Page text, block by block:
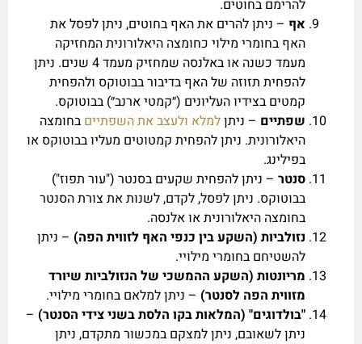
להרימם בחוטים.
אף – ניתן להרים את האף בחוטים, ניתן לפסל את
האף בחומרי מילוי כחומצה היאלורונית המחזיקה
מעמד כשנה או באלנסה שמחזיק מעמד 4 שנים. ניתן
להפחית תזוזה של האף בדיבור בבוטוקס ולהפחית
קמטים בצידיו העליונים (״קמטי ארנב״) בבוטוקס.
שפתיים – ניתןלמלא ולעצב את השפתיים בחומצה
היאלורונית. ניתן להפחית קמטוטים מעליו בבוטוקס או
בפילינג.
סנטר – ניתן להפחית שקעים בסנטר ("עור תפוז")
בבוטוקס. ניתן לפסל, לקדם, לשנות את צורת הסנטר
בחומצה היאלורונית או אלנסה.
נזולביות (השקע בין כנפי האף לזווית הפה) – ניתן
להשטיחם בחומרי מילויי.
מריונטות (השקע ההמשכי של הנזולביות שיורד
מזווית הפה לסנטר) – ניתן למלאם בחומרי מילויי.
"בולדוגים" (המלאות בקו הלסת בשני צידי הסנטר) –
ניתן לשאובם, ניתן למצקם במכשור מתקדם, ניתן